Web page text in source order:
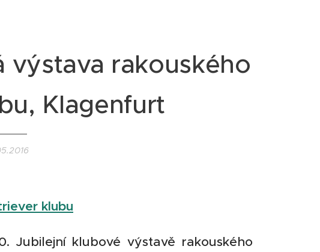
výstava rakouského
Klagenfurt
klubu
Jubilejní klubové výstavě rakouského